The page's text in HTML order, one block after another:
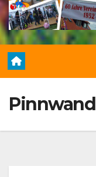
Pinnwand